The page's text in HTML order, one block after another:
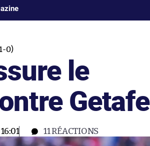
0)
le
Getafe
11RÉACTIONS